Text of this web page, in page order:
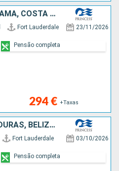
ARUBA, COLÔMBIA, PANAMA, COSTA RICA, BAHAMAS, ESTADOS UNIDOS
Fort Lauderdale 23/11/2026
294 € +Taxas
Pensão completa
ESTADOS UNIDOS, HONDURAS, BELIZE, CARAIBAS - MEXICO
Fort Lauderdale 03/10/2026
Pensão completa